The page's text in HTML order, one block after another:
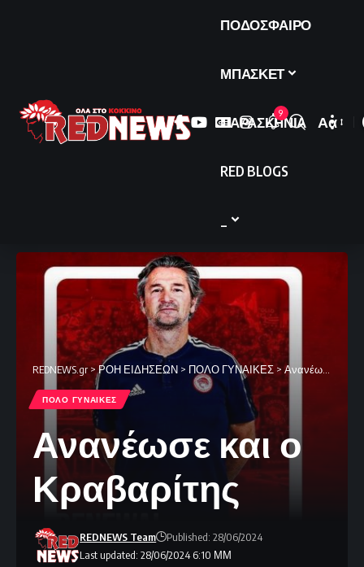
ΠΟΔΟΣΦΑΙΡΟ
ΜΠΑΣΚΕΤ
ΠΑΡΑΣΚΗΝΙΑ
RED BLOGS
9
Font
Αα
REDNEWS.gr>ΡΟΗ ΕΙΔΗΣΕΩΝ > ΠΟΛΟ ΓΥΝΑΙΚΕΣ > Ανανέωσε και ο Κραβαρίτης
ΠΟΛΟ ΓΥΝΑΙΚΕΣ
Ανανέωσε και ο
Κραβαρίτης
Last updated: 28/06/2024 6:10 ΜΜ
REDNEWS Team Published: 28/06/2024